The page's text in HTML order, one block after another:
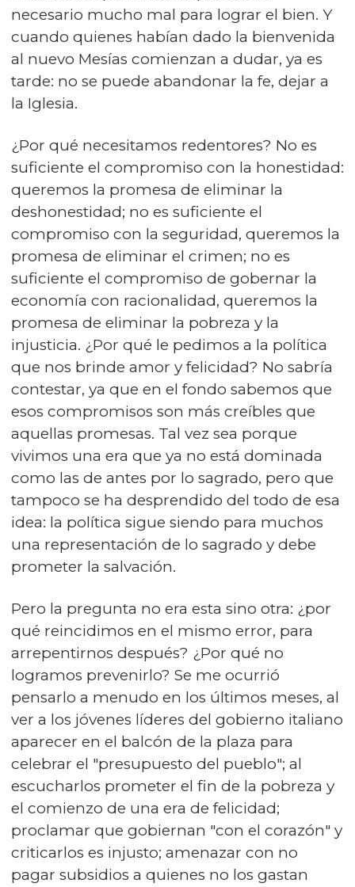
necesario mucho mal para lograr el bien. Y
cuando quienes habían dado la bienvenida
al nuevo Mesías comienzan a dudar, ya es
tarde: no se puede abandonar la fe, dejar a
la Iglesia.
¿Por qué necesitamos redentores? No es
suficiente el compromiso con la honestidad:
queremos la promesa de eliminar la
deshonestidad; no es suficiente el
compromiso con la seguridad, queremos la
promesa de eliminar el crimen; no es
suficiente el compromiso de gobernar la
economía con racionalidad, queremos la
promesa de eliminar la pobreza y la
injusticia. ¿Por qué le pedimos a la política
que nos brinde amor y felicidad? No sabría
contestar, ya que en el fondo sabemos que
esos compromisos son más creíbles que
aquellas promesas. Tal vez sea porque
vivimos una era que ya no está dominada
como las de antes por lo sagrado, pero que
tampoco se ha desprendido del todo de esa
idea: la política sigue siendo para muchos
una representación de lo sagrado y debe
prometer la salvación.
Pero la pregunta no era esta sino otra: ¿por
qué reincidimos en el mismo error, para
arrepentirnos después? ¿Por qué no
logramos prevenirlo? Se me ocurrió
pensarlo a menudo en los últimos meses, al
ver a los jóvenes líderes del gobierno italiano
aparecer en el balcón de la plaza para
celebrar el "presupuesto del pueblo"; al
escucharlos prometer el fin de la pobreza y
el comienzo de una era de felicidad;
proclamar que gobiernan "con el corazón" y
criticarlos es injusto; amenazar con no
pagar subsidios a quienes no los gastan